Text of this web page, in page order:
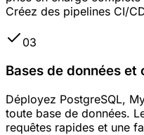
Créez des pipelines CI/
03
Bases de données et
Déployez PostgreSQL,
toute base de données.
requêtes rapides et une